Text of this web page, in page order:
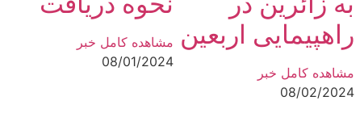
راهپیمایی اربعین
مشاهده کامل خبر
08/02/2024
مشاهده کامل خبر
08/01/2024